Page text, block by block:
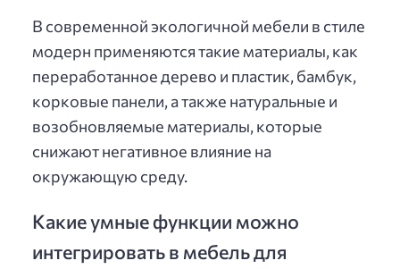
В современной экологичной мебели в стиле
модерн применяются такие материалы, как
переработанное дерево и пластик, бамбук,
корковые панели, а также натуральные и
возобновляемые материалы, которые
снижают негативное влияние на
окружающую среду.
Какие умные функции можно
интегрировать в мебель для